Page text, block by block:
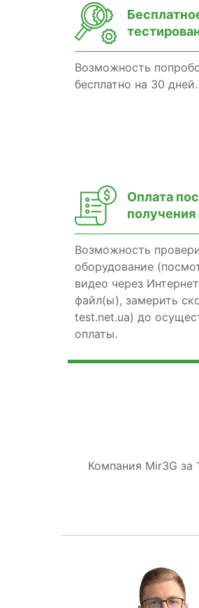
Возможность
бесплатно на 30 дней.
Оплата
получения
Возможность
оборудование
видео через
файл(ы), замерить
test.net.ua) до
оплаты.
Компания Mir3G за